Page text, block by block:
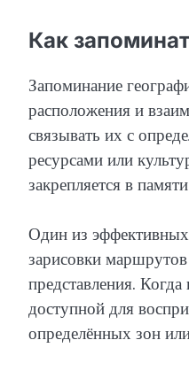
Как
Запоминание
расположения и
связывать их с
ресурсами или
закрепляется в
Один из эффективных
зарисовки
представления.
доступной для
определённых зон